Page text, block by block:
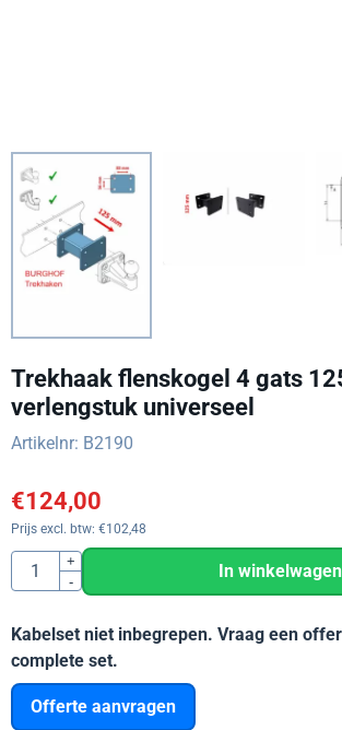
Trekhaak flenskogel 4 gats
verlengstuk universeel
Artikelnr: B2190
€124,00
Prijs excl. btw: €102,48
Aantal
+
-
In winkelwagen
Kabelset niet inbegrepen. Vraag een
complete set.
Offerte aanvragen